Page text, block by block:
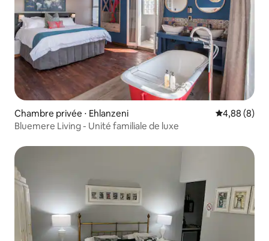
Chambre privée ⋅ Ehlanzeni Évaluation
4,88 (8)
Bluemere Living - Unité familiale de luxe